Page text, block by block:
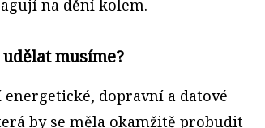
na dění kolem.
musíme?
dopravní a datové
by se měla okamžitě probudit